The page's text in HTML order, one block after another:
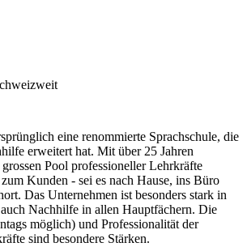
eine renommierte Sprachschule, die
erweitert hat. Mit über 25 Jahren
Pool professioneller Lehrkräfte
Kunden - sei es nach Hause, ins Büro
Das Unternehmen ist besonders stark in
auch Nachhilfe in allen Hauptfächern. Die
möglich) und Professionalität der
sind besondere Stärken.